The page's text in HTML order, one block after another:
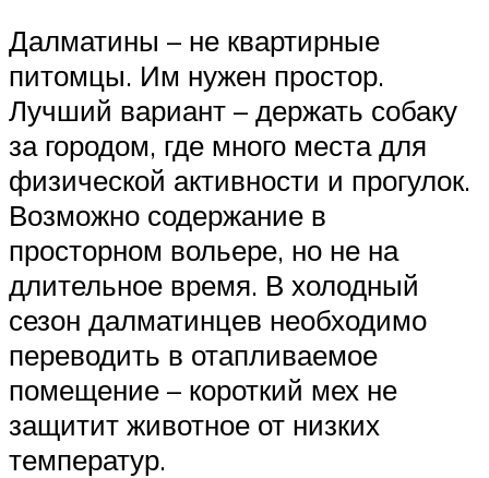
Далматины – не квартирные
питомцы. Им нужен простор.
Лучший вариант – держать собаку
за городом, где много места для
физической активности и прогулок.
Возможно содержание в
просторном вольере, но не на
длительное время. В холодный
сезон далматинцев необходимо
переводить в отапливаемое
помещение – короткий мех не
защитит животное от низких
температур.